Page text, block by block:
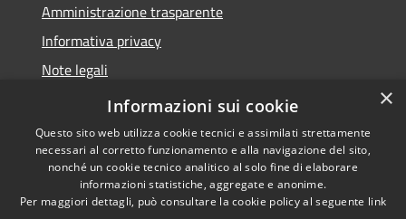
Amministrazione trasparente
Informativa privacy
Note legali
Dichiarazione di accessibilità
Accessibilità
Copyright © 2026 • Comune di
Cavaion Veronese • Powered
×
Informazioni sui cookie
Questo sito web utilizza cookie tecnici e assimilati strettamente
necessari al corretto funzionamento e alla navigazione del sito,
nonché un cookie tecnico analitico al solo fine di elaborare
informazioni statistiche, aggregate e anonime.
Per maggiori dettagli, può consultare la cookie policy al seguente link